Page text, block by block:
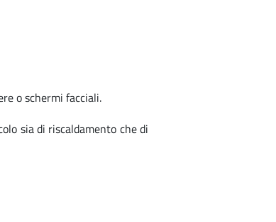
o schermi facciali.
sia di riscaldamento che di